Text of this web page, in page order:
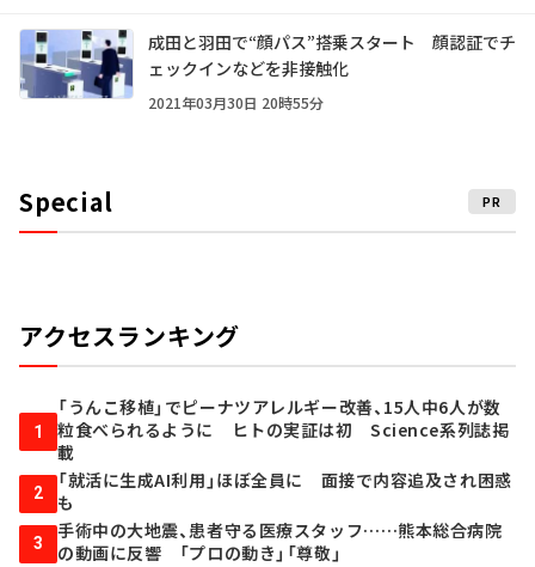
成田と羽田で“顔パス”搭乗スタート 顔認証でチ
ェックインなどを非接触化
2021年03月30日 20時55分
Special PR
アクセスランキング
1
「うんこ移植」でピーナツアレルギー改善、15人中6人が数
粒食べられるように ヒトの実証は初 Science系列誌掲
載
2
「就活に生成AI利用」ほぼ全員に 面接で内容追及され困惑
も
3
手術中の大地震、患者守る医療スタッフ……熊本総合病院
の動画に反響 「プロの動き」「尊敬」